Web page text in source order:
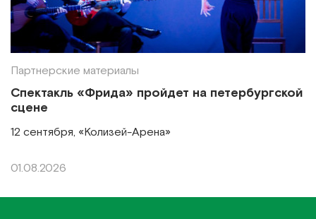
Партнерские материалы
Спектакль «Фрида» пройдет на петербургской
сцене
12 сентября, «Колизей-Арена»
01.08.2026